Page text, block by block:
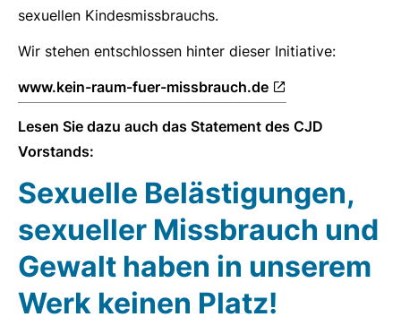
sexuellen Kindesmissbrauchs.
Wir stehen entschlossen hinter dieser Initiative:
www.kein-raum-fuer-missbrauch.de
Lesen Sie dazu auch das Statement des CJD
Vorstands:
Sexuelle Belästigungen,
sexueller Missbrauch und
Gewalt haben in unserem
Werk keinen Platz!